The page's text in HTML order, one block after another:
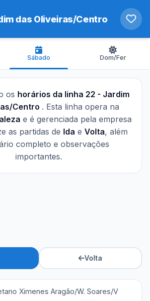
das Oliveiras/Centro
Sábado Dom/Fer
os horários da linha 22 - Jardim
Centro . Esta linha opera na
e é gerenciada pela empresa
as partidas de Ida e Volta, além
completo e observações
importantes.
Volta
Ximenes Aragão/W. Soares/V